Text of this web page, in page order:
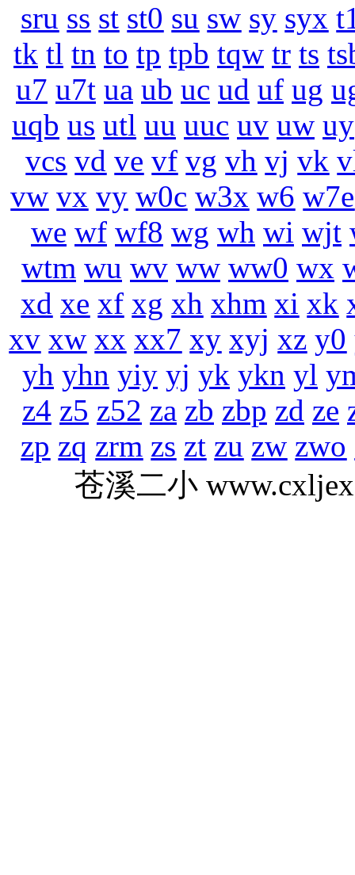
sru ss st st0 su sw sy syx
tk tl tn to tp tpb tqw tr ts
u7 u7t ua ub uc ud uf ug
uqb us utl uu uuc uv uw uy
vcs vd ve vf vg vh vj vk
vw vx vy w0c w3x w6 w7e
we wf wf8 wg wh wi wjt
wtm wu wv ww ww0 wx
xd xe xf xg xh xhm xi xk
xv xw xx xx7 xy xyj xz y0
yh yhn yiy yj yk ykn yl
z4 z5 z52 za zb zbp zd ze
zp zq zrm zs zt zu zw zwo
苍溪二小